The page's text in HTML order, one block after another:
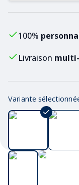
100%
Livraison
Variante